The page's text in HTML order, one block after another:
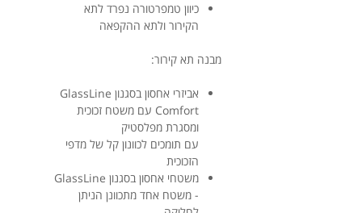
כיוון טמפרטורה נפרד לתא
הקירור ולתא ההקפאה
מבנה תא קירור:
אביזרי אחסון בסגנון GlassLine
Comfort עם משטח זכוכית
ומסגרת מפלסטיק
עם תומכים לכוונון קל של מדפי
הזכוכית
משטחי אחסון בסגנון GlassLine
- משטח אחד מתכוונן הניתן